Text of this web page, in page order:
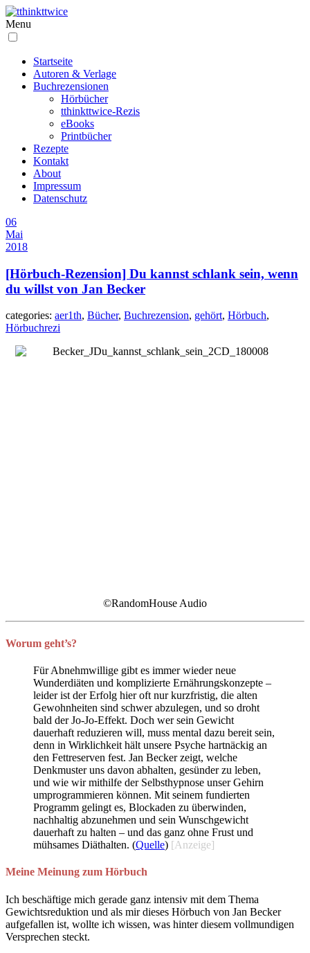
Menu
Startseite
Autoren & Verlage
Buchrezensionen
Hörbücher
tthinkttwice-Rezis
eBooks
Printbücher
Rezepte
Kontakt
About
Impressum
Datenschutz
06
Mai
2018
[Hörbuch-Rezension] Du kannst schlank sein, wenn
du willst von Jan Becker
categories: aer1th, Bücher, Buchrezension, gehört, Hörbuch,
Hörbuchrezi
©RandomHouse Audio
Worum geht’s?
Für Abnehmwillige gibt es immer wieder neue
Wunderdiäten und komplizierte Ernährungskonzepte –
leider ist der Erfolg hier oft nur kurzfristig, die alten
Gewohnheiten sind schwer abzulegen, und so droht
bald der Jo-Jo-Effekt. Doch wer sein Gewicht
dauerhaft reduzieren will, muss mental dazu bereit sein,
denn in Wirklichkeit hält unsere Psyche hartnäckig an
den Fettreserven fest. Jan Becker zeigt, welche
Denkmuster uns davon abhalten, gesünder zu leben,
und wie wir mithilfe der Selbsthypnose unser Gehirn
umprogrammieren können. Mit seinem fundierten
Programm gelingt es, Blockaden zu überwinden,
nachhaltig abzunehmen und sein Wunschgewicht
dauerhaft zu halten – und das ganz ohne Frust und
mühsames Diäthalten. (Quelle) [Anzeige]
Meine Meinung zum Hörbuch
Ich beschäftige mich gerade ganz intensiv mit dem Thema
Gewichtsreduktion und als mir dieses Hörbuch von Jan Becker
aufgefallen ist, wollte ich wissen, was hinter diesem vollmundigen
Versprechen steckt.